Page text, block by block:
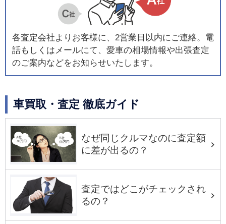
各査定会社よりお客様に、2営業日以内にご連絡。電
話もしくはメールにて、愛車の相場情報や出張査定
のご案内などをお知らせいたします。
車買取・査定 徹底ガイド
なぜ同じクルマなのに査定額
に差が出るの？
査定ではどこがチェックされ
るの？